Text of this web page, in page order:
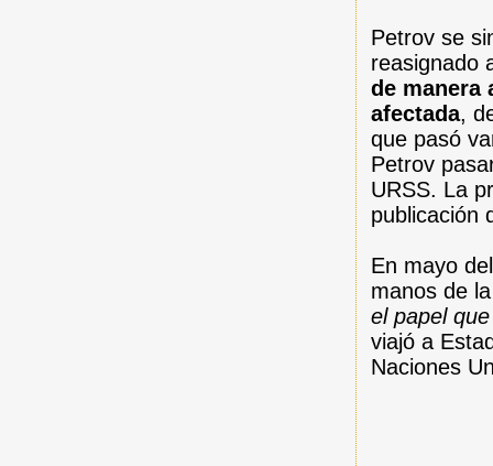
Petrov se
reasignado
de manera
afectada,
que pasó
Petrov
URSS. La
publicación
En mayo
manos de
el papel
viajó a
Naciones